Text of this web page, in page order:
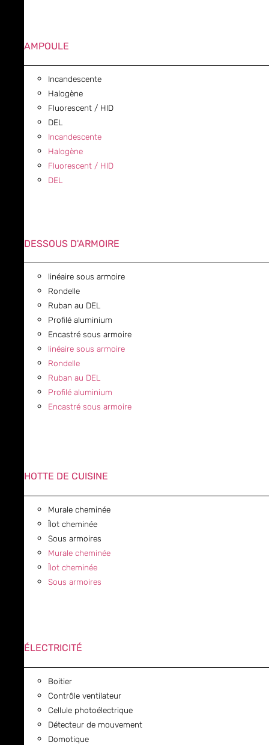
AMPOULE
Incandescente
Halogène
Fluorescent / HID
DEL
Incandescente
Halogène
Fluorescent / HID
DEL
DESSOUS D'ARMOIRE
linéaire sous armoire
Rondelle
Ruban au DEL
Profilé aluminium
Encastré sous armoire
linéaire sous armoire
Rondelle
Ruban au DEL
Profilé aluminium
Encastré sous armoire
HOTTE DE CUISINE
Murale cheminée
Îlot cheminée
Sous armoires
Murale cheminée
Îlot cheminée
Sous armoires
ÉLECTRICITÉ
Boitier
Contrôle ventilateur
Cellule photoélectrique
Détecteur de mouvement
Domotique